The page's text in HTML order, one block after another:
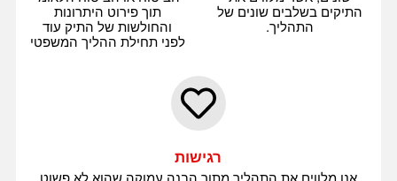
התיקים בשלבים שונים של
התהליך.
תוך פירוט היתרונות
והחולשות של התיק עוד
לפני תחילת ההליך המשפטי
רגישות
אנו מלווים את התהליך מתוך הבנה עמוקה שהוא לא פשוט